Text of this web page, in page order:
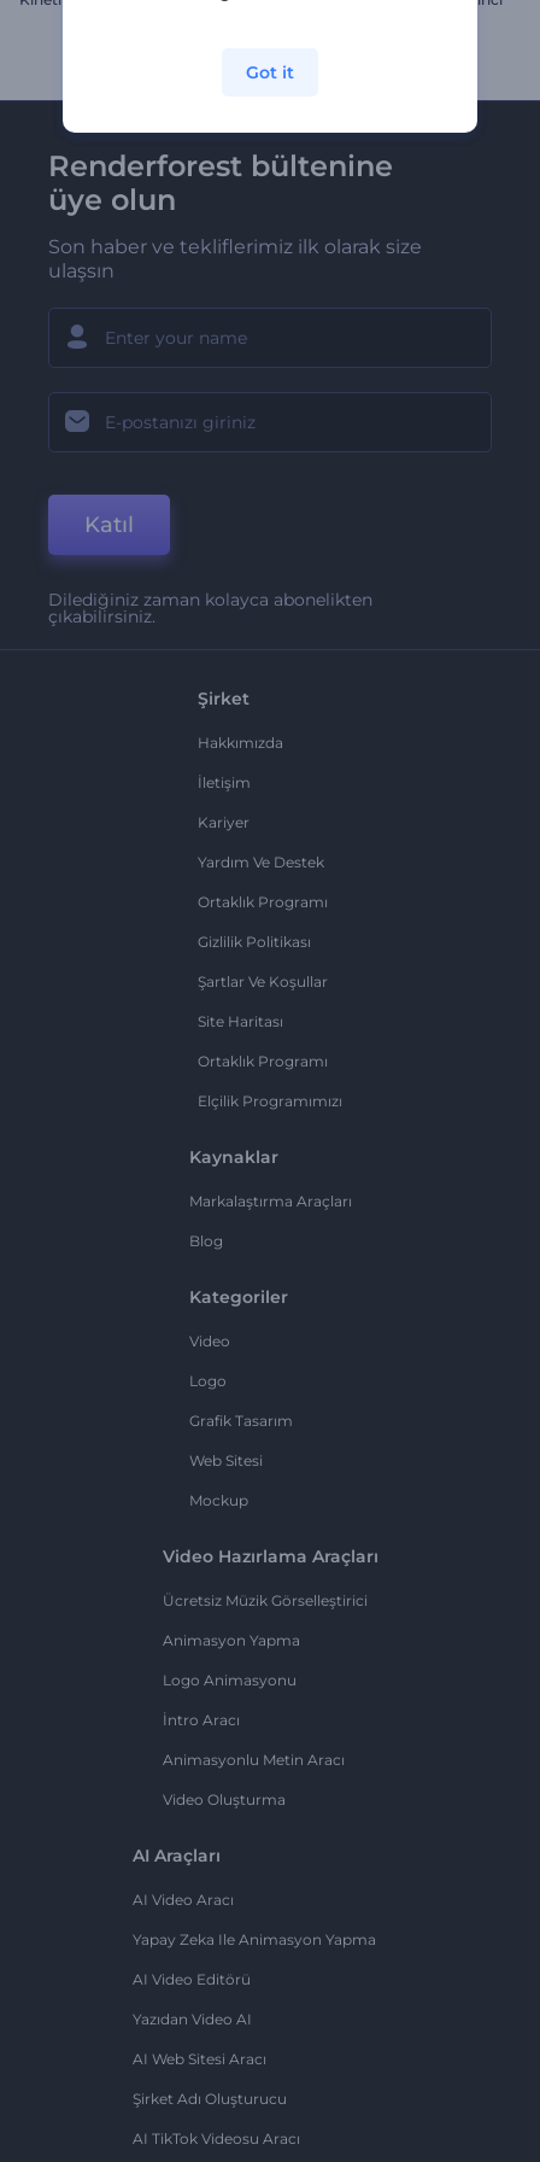
Renderforest bültenine
üye olun
Son haber ve tekliflerimiz ilk olarak size
ulaşsın
Katıl
Dilediğiniz zaman kolayca abonelikten
çıkabilirsiniz.
Şirket
Hakkımızda
İletişim
Kariyer
Yardım Ve Destek
Ortaklık Programı
Gizlilik Politikası
Şartlar Ve Koşullar
Site Haritası
Ortaklık Programı
Elçilik Programımızı
Kaynaklar
Markalaştırma Araçları
Blog
Kategoriler
Video
Logo
Grafik Tasarım
Web Sitesi
Mockup
Video Hazırlama Araçları
Ücretsiz Müzik Görselleştirici
Animasyon Yapma
Logo Animasyonu
İntro Aracı
Animasyonlu Metin Aracı
Video Oluşturma
AI Araçları
AI Video Aracı
Yapay Zeka Ile Animasyon Yapma
AI Video Editörü
Yazıdan Video AI
AI Web Sitesi Aracı
Şirket Adı Oluşturucu
AI TikTok Videosu Aracı
Got it